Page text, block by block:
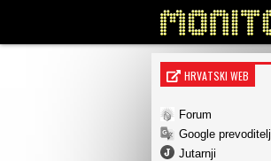
HRVATSKI WEB
Forum
Google prevoditelj
Jutarnji